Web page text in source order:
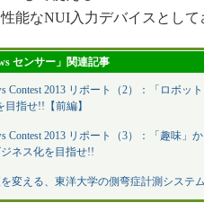
能なNUI入力デバイスとして
センサー」関連記事
Contest 2013 リポート（2）：「ロボ
指せ!!【前編】
Contest 2013 リポート（3）：「趣味
ネス化を目指せ!!
を変える、東洋大学の側弯症計測システム